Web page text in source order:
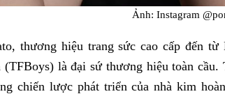
Ảnh: Instagram
thương hiệu trang sức cao cấp đến
(TFBoys) là đại sứ thương hiệu toàn
chiến lược phát triển của nhà kim